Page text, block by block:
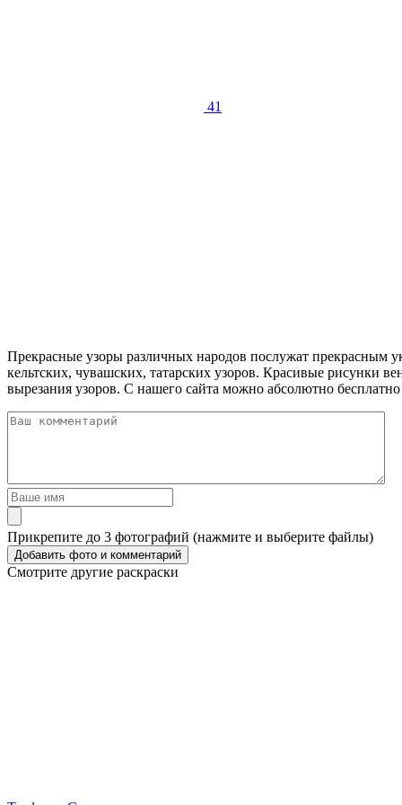
41
Прекрасные узоры различных народов послужат прекрасным
кельтских, чувашских, татарских узоров. Красивые рисунки
вырезания узоров. С нашего сайта можно абсолютно
Прикрепите до 3 фотографий (нажмите и выберите файлы)
Смотрите другие раскраски